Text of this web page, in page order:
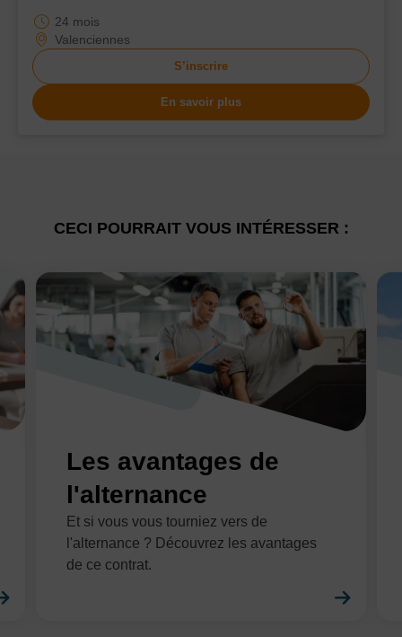
Valenciennes
24 mois
S’inscrire
En savoir plus
CECI POURRAIT VOUS INTÉRESSER :
Les avantages de
l'alternance
Et si vous vous tourniez vers de
l'alternance ? Découvrez les avantages
de ce contrat.